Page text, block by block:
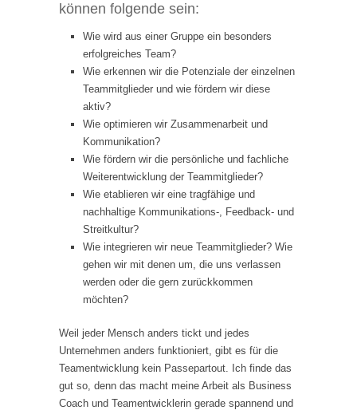
können folgende sein:
Wie wird aus einer Gruppe ein besonders
erfolgreiches Team?
Wie erkennen wir die Potenziale der einzelnen
Teammitglieder und wie fördern wir diese
aktiv?
Wie optimieren wir Zusammenarbeit und
Kommunikation?
Wie fördern wir die persönliche und fachliche
Weiterentwicklung der Teammitglieder?
Wie etablieren wir eine tragfähige und
nachhaltige Kommunikations-, Feedback- und
Streitkultur?
Wie integrieren wir neue Teammitglieder? Wie
gehen wir mit denen um, die uns verlassen
werden oder die gern zurückkommen
möchten?
Weil jeder Mensch anders tickt und jedes
Unternehmen anders funktioniert, gibt es für die
Teamentwicklung kein Passepartout. Ich finde das
gut so, denn das macht meine Arbeit als Business
Coach und Teamentwicklerin gerade spannend und